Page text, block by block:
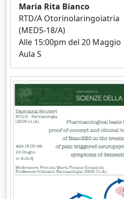
Maria Rita Bianco
RTD/A Otorinolaringoiatria
(MEDS-18/A)
Alle 15:00pm del 20 Maggio
Aula S